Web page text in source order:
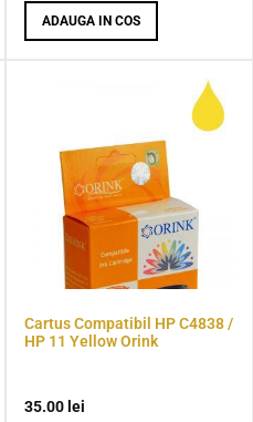
ADAUGA IN COS
Cartus Compatibil HP C4838 /
HP 11 Yellow Orink
35.00 lei